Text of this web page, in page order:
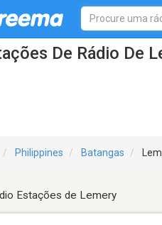
De Rádio De
Philippines Batangas
Estações de Lemery